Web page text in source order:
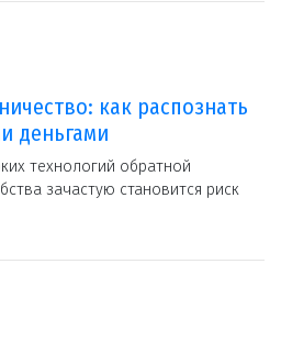
как распознать
деньгами
технологий обратной
зачастую становится риск